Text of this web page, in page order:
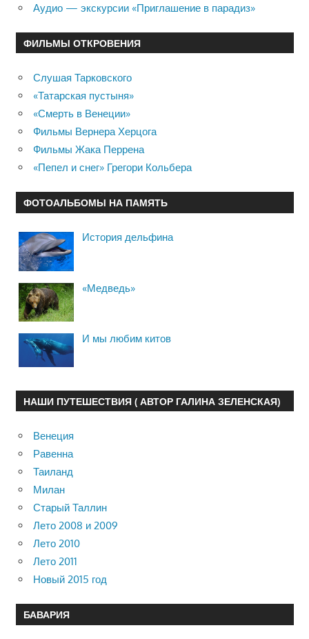
Аудио — экскурсии «Приглашение в парадиз»
ФИЛЬМЫ ОТКРОВЕНИЯ
Слушая Тарковского
«Татарская пустыня»
«Смерть в Венеции»
Фильмы Вернера Херцога
Фильмы Жака Перрена
«Пепел и снег» Грегори Кольбера
ФОТОАЛЬБОМЫ НА ПАМЯТЬ
История дельфина
«Медведь»
И мы любим китов
НАШИ ПУТЕШЕСТВИЯ ( АВТОР ГАЛИНА ЗЕЛЕНСКАЯ)
Венеция
Равенна
Таиланд
Милан
Старый Таллин
Лето 2008 и 2009
Лето 2010
Лето 2011
Новый 2015 год
БАВАРИЯ